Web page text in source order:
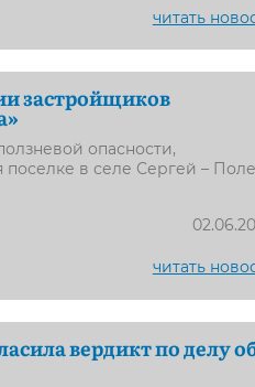
читать
застройщиков
опасности,
в селе Сергей – Поле
читать
вердикт по делу